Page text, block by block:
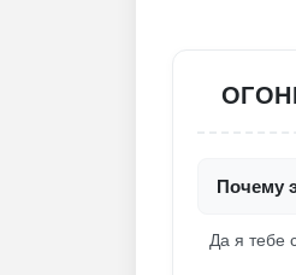
Почему
Да я тебе